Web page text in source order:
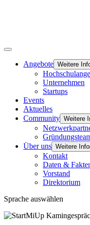
Angebote Weitere
Unternehmen
Startups
Events
Aktuelles
Community Weitere
Über uns Weitere
Kontakt
Daten &
Vorstand
Direktorium
Sprache auswählen